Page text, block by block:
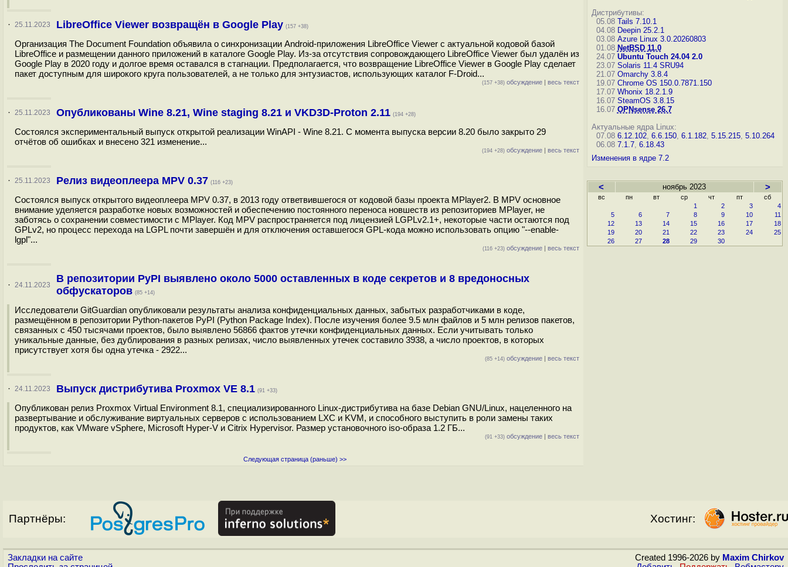
· 25.11.2023 LibreOffice Viewer возвращён в Google Play (157 +38)
Организация The Document Foundation объявила о синхронизации Android-приложения LibreOffice Viewer с актуальной кодовой базой
LibreOffice и размещении данного приложений в каталоге Google Play. Из-за отсутствия сопровождающего LibreOffice Viewer был удалён из
Google Play в 2020 году и долгое время оставался в стагнации. Предполагается, что возвращение LibreOffice Viewer в Google Play сделает
пакет доступным для широкого круга пользователей, а не только для энтузиастов, использующих каталог F-Droid...
(157 +38) обсуждение | весь текст
· 25.11.2023 Опубликованы Wine 8.21, Wine staging 8.21 и VKD3D-Proton 2.11 (194 +28)
Состоялся экспериментальный выпуск открытой реализации WinAPI - Wine 8.21. С момента выпуска версии 8.20 было закрыто 29
отчётов об ошибках и внесено 321 изменение...
(194 +28) обсуждение | весь текст
· 25.11.2023 Релиз видеоплеера MPV 0.37 (116 +23)
Состоялся выпуск открытого видеоплеера MPV 0.37, в 2013 году ответвившегося от кодовой базы проекта MPlayer2. В MPV основное
внимание уделяется разработке новых возможностей и обеспечению постоянного переноса новшеств из репозиториев MPlayer, не
заботясь о сохранении совместимости с MPlayer. Код MPV распространяется под лицензией LGPLv2.1+, некоторые части остаются под
GPLv2, но процесс перехода на LGPL почти завершён и для отключения оставшегося GPL-кода можно использовать опцию "--enable-
lgpl"...
(116 +23) обсуждение | весь текст
· 24.11.2023
В репозитории PyPI выявлено около 5000 оставленных в коде секретов и 8 вредоносных
обфускаторов (85 +14)
Исследователи GitGuardian опубликовали результаты анализа конфиденциальных данных, забытых разработчиками в коде,
размещённом в репозитории Python-пакетов PyPI (Python Package Index). После изучения более 9.5 млн файлов и 5 млн релизов пакетов,
связанных с 450 тысячами проектов, было выявлено 56866 фактов утечки конфиденциальных данных. Если учитывать только
уникальные данные, без дублирования в разных релизах, число выявленных утечек составило 3938, а число проектов, в которых
присутствует хотя бы одна утечка - 2922...
(85 +14) обсуждение | весь текст
· 24.11.2023 Выпуск дистрибутива Proxmox VE 8.1 (91 +33)
Опубликован релиз Proxmox Virtual Environment 8.1, специализированного Linux-дистрибутива на базе Debian GNU/Linux, нацеленного на
развертывание и обслуживание виртуальных серверов с использованием LXC и KVM, и способного выступить в роли замены таких
продуктов, как VMware vSphere, Microsoft Hyper-V и Citrix Hypervisor. Размер установочного iso-образа 1.2 ГБ...
(91 +33) обсуждение | весь текст
Следующая страница (раньше) >>
Дистрибутивы:
05.08 Tails 7.10.1
04.08 Deepin 25.2.1
03.08 Azure Linux 3.0.20260803
01.08 NetBSD 11.0
24.07 Ubuntu Touch 24.04 2.0
23.07 Solaris 11.4 SRU94
21.07 Omarchy 3.8.4
19.07 Chrome OS 150.0.7871.150
17.07 Whonix 18.2.1.9
16.07 SteamOS 3.8.15
16.07 OPNsense 26.7
Актуальные ядра Linux:
07.08 6.12.102, 6.6.150, 6.1.182, 5.15.215, 5.10.264
06.08 7.1.7, 6.18.43
Изменения в ядре 7.2
< ноябрь 2023 >
вс пн вт ср чт пт
сб
1
2 3
4
5
6 7 8 9 10
11
12
13 14 15 16 17
18
19
20 21 22 23 24
25
26
27 28 29 30
Партнёры: Хостинг:
Закладки на сайте
Created 1996-2026 by Maxim Chirkov